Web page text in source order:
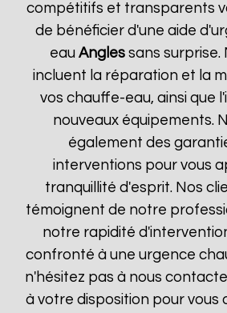
compétitifs et transparents
de bénéficier d'une aide
eau Anglessans surprise.
incluent la réparation et la
vos chauffe-eau, ainsi que
nouveaux équipements.
également des
interventions pour vous
tranquillité d'esprit. Nos
témoignent de notre
notre rapidité
confronté à une urgence
n'hésitez pas à nous
à votre disposition pour vous